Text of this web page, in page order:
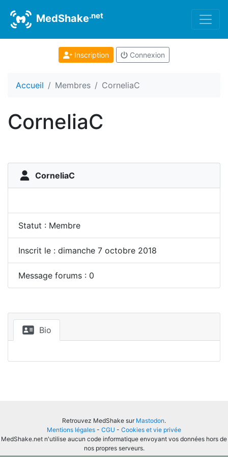
MedShake.net
Inscription Connexion
Accueil Membres CorneliaC
CorneliaC
CorneliaC
Statut : Membre
Inscrit le : dimanche 7 octobre 2018
Message forums : 0
Bio
Retrouvez MedShake sur Mastodon.
Mentions légales - CGU - Cookies et vie privée
MedShake.net n'utilise aucun code informatique envoyant vos données hors de
nos propres serveurs.